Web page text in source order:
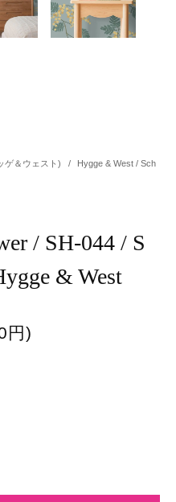
ゲ＆ウェスト) /
Hygge & West / Sch
/ SH-044 / S
& West
円)